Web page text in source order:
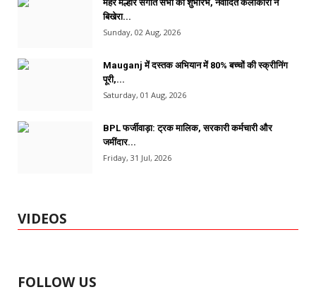
मैहर मल्हार संगीत सभा का शुभारंभ, नवोदित कलाकारों ने
बिखेरा...
Sunday, 02 Aug, 2026
Mauganj में दस्तक अभियान में 80% बच्चों की स्क्रीनिंग
पूरी,...
Saturday, 01 Aug, 2026
BPL फर्जीवाड़ा: ट्रक मालिक, सरकारी कर्मचारी और
जमींदार...
Friday, 31 Jul, 2026
VIDEOS
FOLLOW US